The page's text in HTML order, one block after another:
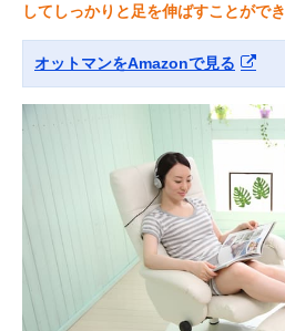
してしっかりと足を伸ばすことができ
オットマンをAmazonで見る